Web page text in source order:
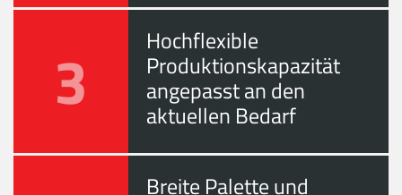
3 Hochflexible
Produktionskapazität
angepasst an den
aktuellen Bedarf
Breite Palette und